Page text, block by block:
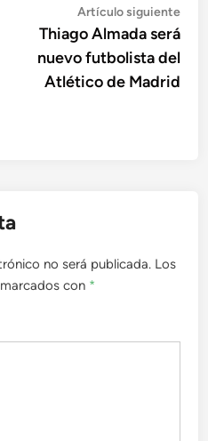
Artículo siguiente
Thiago Almada será
nuevo futbolista del
Atlético de Madrid
no será publicada. Los
con *